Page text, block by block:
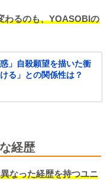
わるのも、YOASOBIの
」自殺願望を描いた衝
る」との関係性は？
経歴
なった経歴を持つユニ